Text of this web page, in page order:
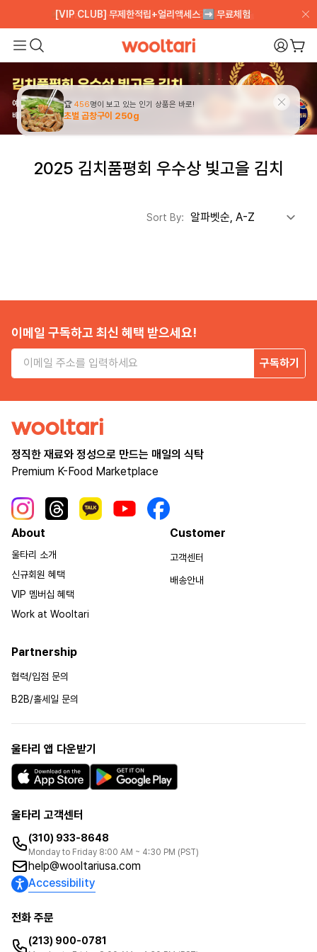
the
Privacy
Policy
💵 지금 가입 시 20불 즉시 지급 (최대 55불 혜택) 🛍️
[VIP CLUB] 무제한적립+얼리액세스 ➡️ 무료체험
💵 지금 가입 시 20불 즉시 지급 (최대 55불 혜택) 🛍️
[VIP CLUB] 무제한적립+얼리액세스 ➡️ 무료체험
Wooltari My
장
2025 김치품평회 우수상 빛고을 김치
Sort By:
이메일 구독하고 최신 혜택 받으세요!
구독하기
정직한 재료와 정성으로 만드는 매일의 식탁
Premium K-Food Marketplace
About
울타리 소개
신규회원 혜택
VIP 멤버십 혜택
Work at Wooltari
Customer
고객센터
배송안내
Partnership
협력/입점 문의
B2B/홀세일 문의
울타리 앱 다운받기
울타리 고객센터
(310) 933-8648
Monday to Friday 8:00 AM ~ 4:30 PM (PST)
help@wooltariusa.com
Accessibility
전화 주문
(213) 900-0781